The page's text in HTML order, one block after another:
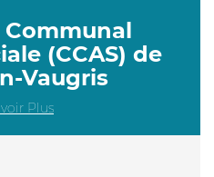
Communal
(CCAS) de
Vaugris
Plus